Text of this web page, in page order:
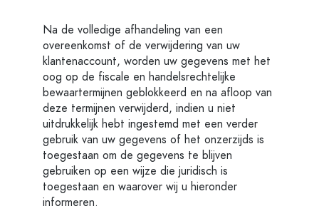
Na de volledige afhandeling van een
overeenkomst of de verwijdering van uw
klantenaccount, worden uw gegevens met het
oog op de fiscale en handelsrechtelijke
bewaartermijnen geblokkeerd en na afloop van
deze termijnen verwijderd, indien u niet
uitdrukkelijk hebt ingestemd met een verder
gebruik van uw gegevens of het onzerzijds is
toegestaan om de gegevens te blijven
gebruiken op een wijze die juridisch is
toegestaan en waarover wij u hieronder
informeren.